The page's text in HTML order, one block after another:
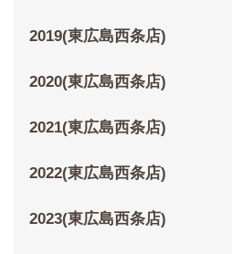
2019(東広島西条店)
2020(東広島西条店)
2021(東広島西条店)
2022(東広島西条店)
2023(東広島西条店)